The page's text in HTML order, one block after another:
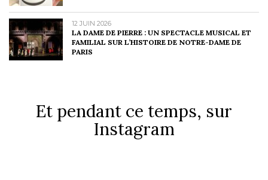
12 JUIN 2026
LA DAME DE PIERRE : UN SPECTACLE MUSICAL ET
FAMILIAL SUR L’HISTOIRE DE NOTRE-DAME DE
PARIS
Et pendant ce temps, sur
Instagram